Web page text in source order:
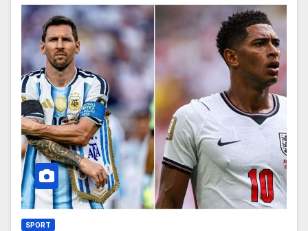
SPORT